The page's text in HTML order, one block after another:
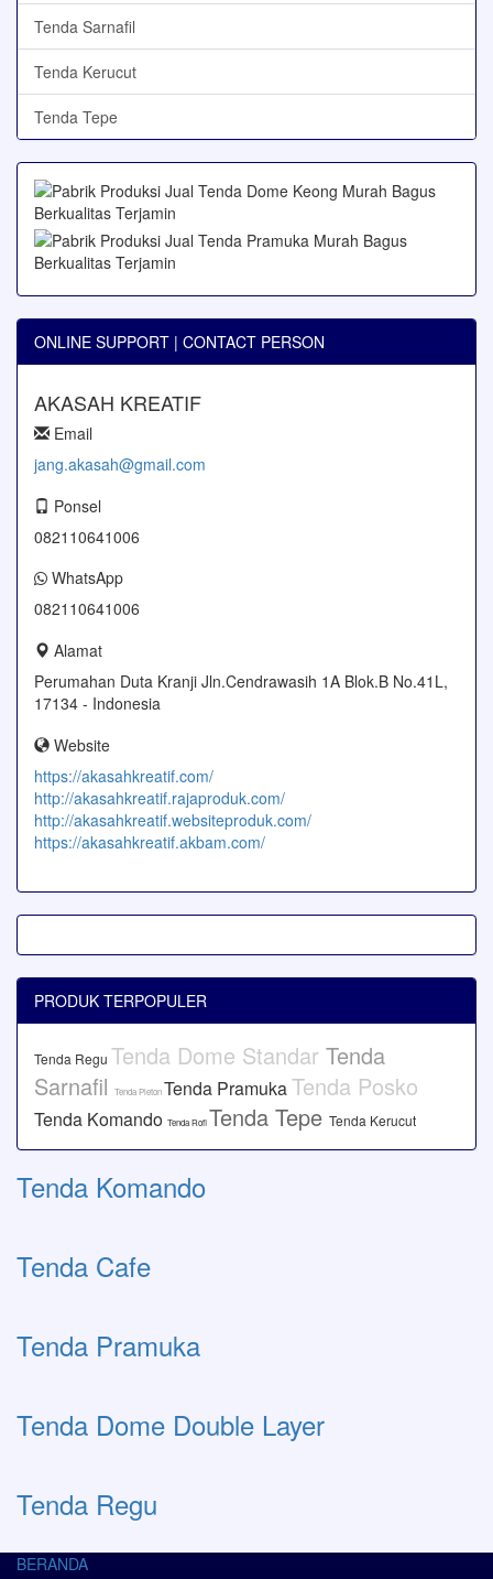
Tenda Sarnafil
Tenda Kerucut
Tenda Tepe
ONLINE SUPPORT | CONTACT PERSON
AKASAH KREATIF
Email
jang.akasah@gmail.com
Ponsel
082110641006
WhatsApp
082110641006
Alamat
Perumahan Duta Kranji Jln.Cendrawasih 1A Blok.B No.41L,
17134 - Indonesia
Website
https://akasahkreatif.com/
http://akasahkreatif.rajaproduk.com/
http://akasahkreatif.websiteproduk.com/
https://akasahkreatif.akbam.com/
PRODUK TERPOPULER
Tenda Regu Tenda Dome Standar Tenda
Sarnafil
Tenda PletonTenda PramukaTenda Posko
Tenda Komando Tenda RofiTenda Tepe Tenda Kerucut
Tenda Komando
Tenda Cafe
Tenda Pramuka
Tenda Dome Double Layer
Tenda Regu
BERANDA